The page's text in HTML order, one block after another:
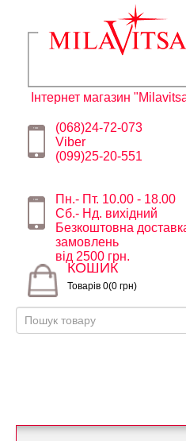
Інтернет магазин
(068)24-72-073
Viber
(099)25-20-551
Пн.- Пт. 10.00 - 18.00
Сб.- Нд. вихідний
Безкоштовна
замовлень
від 2500 грн.
КОШИК
Товарів 0(0 грн)